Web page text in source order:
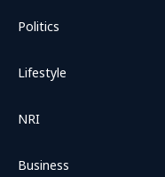
Politics
Lifestyle
NRI
Business